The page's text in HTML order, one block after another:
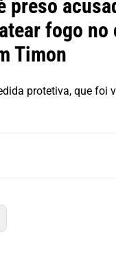
preso
fogo no
Timon
protetiva, que foi